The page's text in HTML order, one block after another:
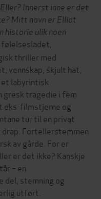
Innerst inne er det
Mitt navn er Elliot
historie ulik noen
følelsesladet,
thriller med
vennskap, skjult hat,
et labyrintisk
gresk tragedie i fem
eks-filmstjerne og
tur til en privat
drap. Fortellerstemmen
av gårde. For er
er det ikke? Kanskje
– en
stemning og
utført.